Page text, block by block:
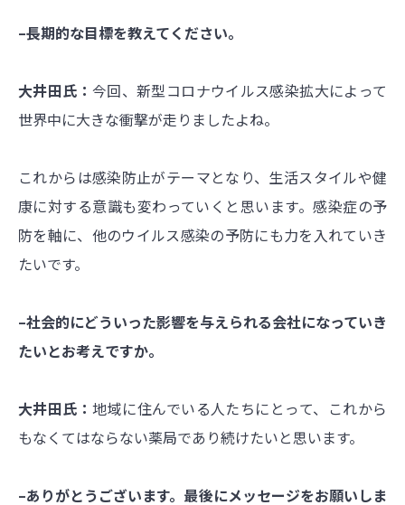
–長期的な目標を教えてください。
大井田氏： 今回、新型コロナウイルス感染拡大によって
世界中に大きな衝撃が走りましたよね。
これからは感染防止がテーマとなり、生活スタイルや健
康に対する意識も変わっていくと思います。感染症の予
防を軸に、他のウイルス感染の予防にも力を入れていき
たいです。
–社会的にどういった影響を与えられる会社になっていき
たいとお考えですか。
大井田氏：地域に住んでいる人たちにとって、これから
もなくてはならない薬局であり続けたいと思います。
–ありがとうございます。最後にメッセージをお願いしま